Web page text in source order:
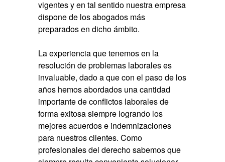
vigentes y en tal sentido nuestra empresa
dispone de los abogados más
preparados en dicho ámbito.
La experiencia que tenemos en la
resolución de problemas laborales es
invaluable, dado a que con el paso de los
años hemos abordados una cantidad
importante de conflictos laborales de
forma exitosa siempre logrando los
mejores acuerdos e indemnizaciones
para nuestros clientes. Como
profesionales del derecho sabemos que